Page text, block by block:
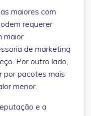
maiores com
requerer
maior
de marketing
Por outro lado,
por pacotes mais
menor.
e a